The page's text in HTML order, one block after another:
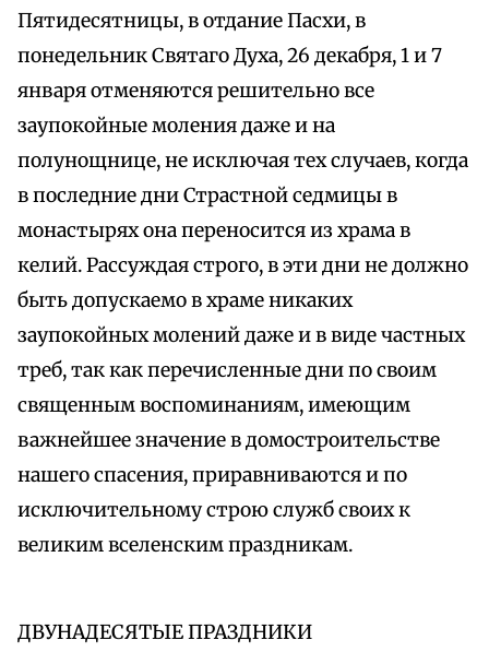
Пятидесятницы, в отдание Пасхи, в
понедельник Святаго Духа, 26 декабря, 1 и 7
января отменяются решительно все
заупокойные моления даже и на
полунощнице, не исключая тех случаев, когда
в последние дни Страстной седмицы в
монастырях она переносится из храма в
келий. Рассуждая строго, в эти дни не должно
быть допускаемо в храме никаких
заупокойных молений даже и в виде частных
треб, так как перечисленные дни по своим
священным воспоминаниям, имеющим
важнейшее значение в домостроительстве
нашего спасения, приравниваются и по
исключительному строю служб своих к
великим вселенским праздникам.
ДВУНАДЕСЯТЫЕ ПРАЗДНИКИ